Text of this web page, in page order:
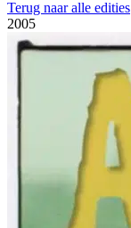
Terug naar alle edities
2005